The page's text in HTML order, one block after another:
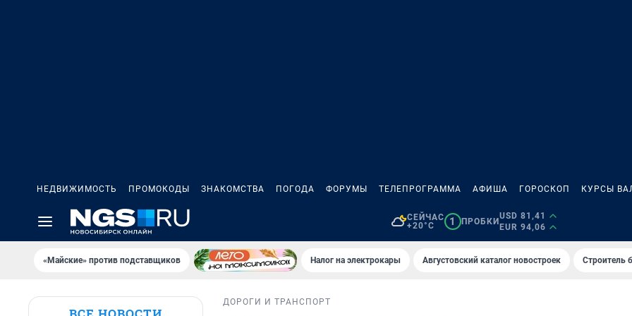
НЕДВИЖИМОСТЬ ПРОМОКОДЫ ЗНАКОМСТВА ПОГОДА ФОРУМЫ ТЕЛЕПРОГРАММА АФИША ГОРОСКОП КУРСЫ
СЕЙЧАС
+20°C
1 ПРОБКИ
USD 81,41
EUR 94,06
«Майские» против подставщиков Налог на электрокары Августовский каталог новостроек Строитель
ДОРОГИ И ТРАНСПОРТ